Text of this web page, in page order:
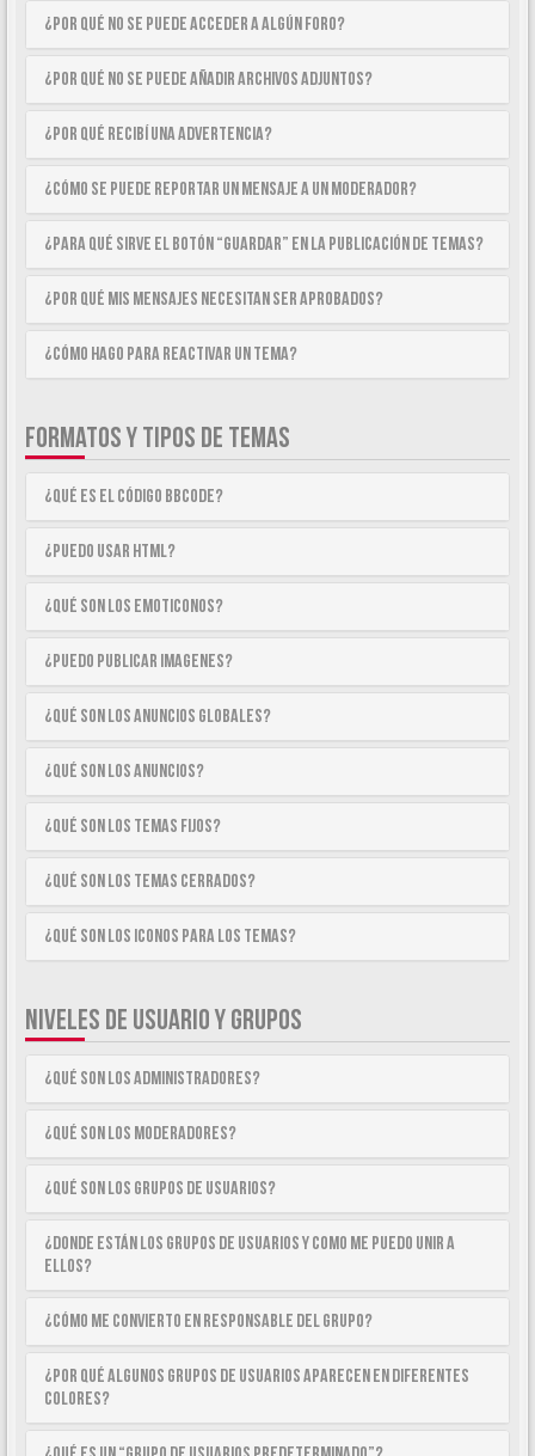
¿Por qué no se puede acceder a algún foro?
¿Por qué no se puede añadir archivos adjuntos?
¿Por qué recibí una advertencia?
¿Cómo se puede reportar un mensaje a un moderador?
¿Para qué sirve el botón “Guardar” en la publicación de temas?
¿Por qué mis mensajes necesitan ser aprobados?
¿Cómo hago para reactivar un tema?
FORMATOS Y TIPOS DE TEMAS
¿Qué es el código BBCode?
¿Puedo usar HTML?
¿Qué son los emoticonos?
¿Puedo publicar imagenes?
¿Qué son los anuncios globales?
¿Qué son los anuncios?
¿Qué son los temas fijos?
¿Qué son los temas cerrados?
¿Qué son los iconos para los temas?
NIVELES DE USUARIO Y GRUPOS
¿Qué son los Administradores?
¿Qué son los Moderadores?
¿Qué son los Grupos de Usuarios?
¿Donde están los Grupos de Usuarios y como me puedo unir a
ellos?
¿Cómo me convierto en Responsable del Grupo?
¿Por qué algunos Grupos de Usuarios aparecen en diferentes
colores?